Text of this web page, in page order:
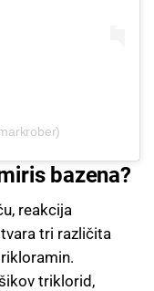
bazena?
reakcija
tri različita
triklorid,